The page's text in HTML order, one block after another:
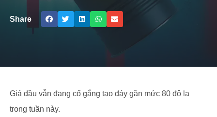
Share
Giá dầu vẫn đang cố gắng tạo đáy gần mức 80 đô la
trong tuần này.